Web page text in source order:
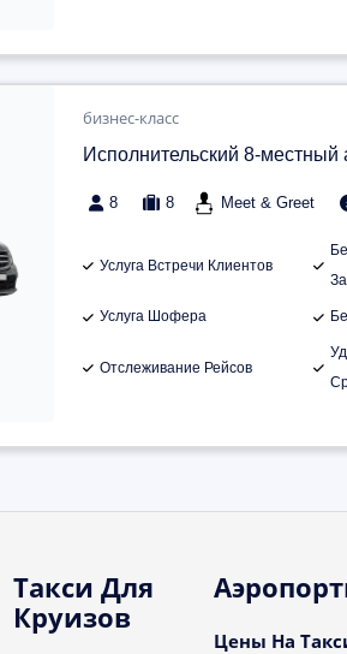
бизнес-класс
Исполнительский 8-местный
8 8 Meet & Greet
Услуга Встречи Клиентов
Услуга Шофера
Отслеживание Рейсов
Такси Для
Круизов
Цены На